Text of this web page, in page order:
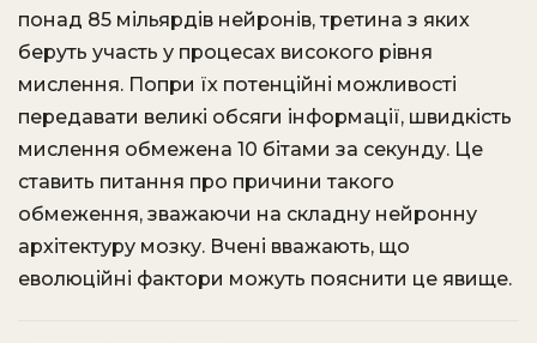
понад 85 мільярдів нейронів, третина з яких
беруть участь у процесах високого рівня
мислення. Попри їх потенційні можливості
передавати великі обсяги інформації, швидкість
мислення обмежена 10 бітами за секунду. Це
ставить питання про причини такого
обмеження, зважаючи на складну нейронну
архітектуру мозку. Вчені вважають, що
еволюційні фактори можуть пояснити це явище.